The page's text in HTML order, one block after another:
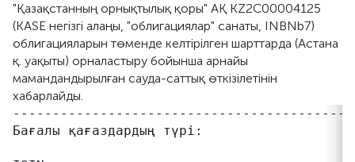
"Қазақстанның орнықтылық қоры" АҚ KZ2C00004125
(KASE негізгі алаңы, "облигациялар" санаты, INBNb7)
облигацияларын төменде келтірілген шарттарда (Астана
қ. уақыты) орналастыру бойынша арнайы
мамандандырылған сауда-саттық өткізілетінін
хабарлайды.
Бағалы қағаздардың түрі: